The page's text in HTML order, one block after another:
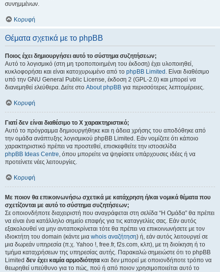
συνημμένων.
Κορυφή
Θέματα σχετικά με το phpBB
Ποιος έχει δημιουργήσει αυτό το σύστημα συζητήσεων;
Αυτό το λογισμικό (στη μη τροποποιημένη του έκδοση) έχει υλοποιηθεί,
κυκλοφορήσει και είναι κατοχυρωμένο από το phpBB Limited . Είναι διαθέσιμο
υπό την GNU General Public License, έκδοση 2 (GPL-2.0) και μπορεί να
διανεμηθεί ελεύθερα. Δείτε στο About phpBB για περισσότερες λεπτομέρειες.
Κορυφή
Γιατί δεν είναι διαθέσιμο το Χ χαρακτηριστικό;
Αυτό το πρόγραμμα δημιουργήθηκε και η άδεια χρήσης του αποδόθηκε από
την ομάδα ανάπτυξης λογισμικού phpBB Limited. Εάν νομίζετε ότι κάποιο
χαρακτηριστικό πρέπει να προστεθεί, επισκεφθείτε την ιστοσελίδα
phpBB Ideas Centre, όπου μπορείτε να ψηφίσετε υπάρχουσες ιδέες ή να
προτείνετε νέες λειτουργίες.
Κορυφή
Με ποιον θα επικοινωνήσω σχετικά με κατάχρηση ή/και νομικά θέματα που
σχετίζονται με αυτό το σύστημα συζητήσεων;
Σε οποιονδήποτε διαχειριστή που αναγράφεται στη σελίδα “Η Ομάδα” θα πρέπει
να είναι ένα κατάλληλο σημείο επαφής για τις καταγγελίες σας. Εάν αυτός
εξακολουθεί να μην ανταποκρίνεται τότε θα πρέπει να επικοινωνήσετε με τον
ιδιοκτήτη του domain (κάντε μια whois αναζήτηση) ή, εάν αυτός λειτουργεί σε
μια δωρεάν υπηρεσία (π.χ. Yahoo !, free.fr, f2s.com, κλπ), με τη διοίκηση ή το
τμήμα καταχρήσεων της υπηρεσίας αυτής. Παρακαλώ σημειώστε ότι το phpBB
Limited δεν έχει καμία αρμοδιότητα και δεν μπορεί με οποιονδήποτε τρόπο να
θεωρηθεί υπεύθυνο για το πώς, πού ή από ποιον χρησιμοποιείται αυτό το